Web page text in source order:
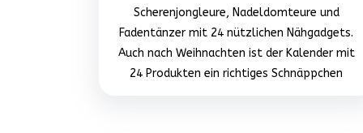
Scherenjongleure, Nadeldomteure und
Fadentänzer mit 24 nützlichen Nähgadgets.
Auch nach Weihnachten ist der Kalender mit
24 Produkten ein richtiges Schnäppchen